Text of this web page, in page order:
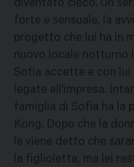
diventato cieco. Un
forte e sensuale, la
progetto che lui ha in
nuovo locale notturno
Sofia accette e con
legate all'impresa.
famiglia di Sofia ha la
Kong. Dopo che la
le viene detto che
la figlioletta, ma lei